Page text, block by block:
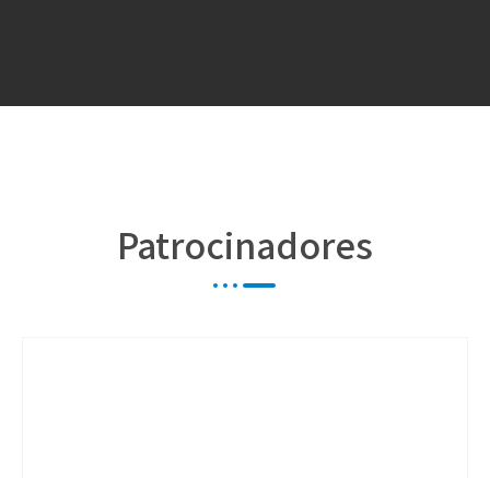
Patrocinadores